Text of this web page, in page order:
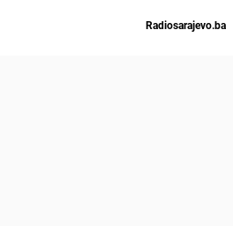
Radiosarajevo.ba